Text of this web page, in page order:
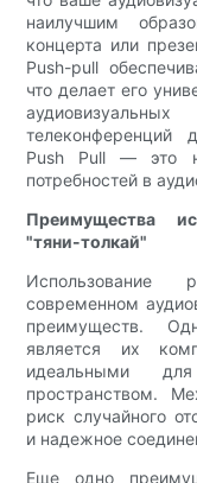
наилучшим
концерта или
Push-pull
что делает его
телеконференций
Push Pull — это
потребностей в
Преимущества
"тяни-толкай"
современном
преимуществ.
является их
идеальными
пространством.
риск случайного
и надежное
Еще одно